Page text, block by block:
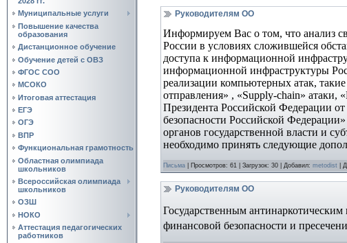
Муниципальные услуги
Повышение качества
образования
Дистанционное обучение
Обучение детей с ОВЗ
ФГОС СОО
МСОКО
Итоговая аттестация
ЕГЭ
ОГЭ
ВПР
Функциональная грамотность
Областная олимпиада
школьников
Всероссийская олимпиада
школьников
ОЗШ
НОКО
Аттестация педагогических
работников
Руководителям ОО
Информируем Вас о том, что анализ
России в условиях сложившейся
доступа к информационной
информационной инфраструктуры
реализации компьютерных атак,
отправления» , «Supply-chain» атаки,
Президента Российской Федерации
безопасности Российской Федерации»
органов государственной власти и
необходимо принять следующие
Письма Просмотров: 61 Загрузок: 30 Добавил: metodist
Руководителям ОО
Государственным
финансовой безопасности и